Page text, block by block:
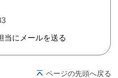
当にメールを送る
ページの先頭へ戻る